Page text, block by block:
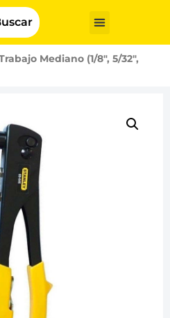
Mediano (1/8″, 5/32″,